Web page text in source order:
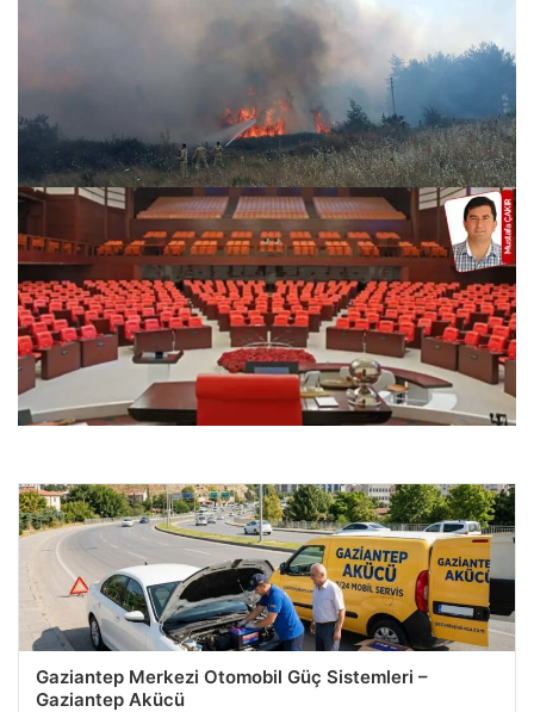
Muğla’da orman yangını. 5 hektar ziraat ve orman alanı
zarar gördü, 1 kişi gözaltında
26.07.2026 08:07
İktidar TBMM Genel Kurulu’nda Muhalefetin Söz Hakkını
Kısıtlayan Yeni Strateji İzledi
25.07.2026 09:08
Gaziantep Merkezi Otomobil Güç Sistemleri –
Gaziantep Akücü